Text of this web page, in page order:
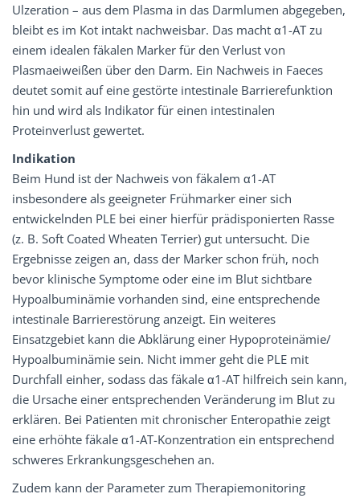
Ulzeration – aus dem Plasma in das Darmlumen abgegeben,
bleibt es im Kot intakt nachweisbar. Das macht α1-AT zu
einem idealen fäkalen Marker für den Verlust von
Plasmaeiweißen über den Darm. Ein Nachweis in Faeces
deutet somit auf eine gestörte intestinale Barrierefunktion
hin und wird als Indikator für einen intestinalen
Proteinverlust gewertet.
Indikation
Beim Hund ist der Nachweis von fäkalem α1-AT
insbesondere als geeigneter Frühmarker einer sich
entwickelnden PLE bei einer hierfür prädisponierten Rasse
(z. B. Soft Coated Wheaten Terrier) gut untersucht. Die
Ergebnisse zeigen an, dass der Marker schon früh, noch
bevor klinische Symptome oder eine im Blut sichtbare
Hypoalbuminämie vorhanden sind, eine entsprechende
intestinale Barrierestörung anzeigt. Ein weiteres
Einsatzgebiet kann die Abklärung einer Hypoproteinämie/
Hypoalbuminämie sein. Nicht immer geht die PLE mit
Durchfall einher, sodass das fäkale α1-AT hilfreich sein kann,
die Ursache einer entsprechenden Veränderung im Blut zu
erklären. Bei Patienten mit chronischer Enteropathie zeigt
eine erhöhte fäkale α1-AT-Konzentration ein entsprechend
schweres Erkrankungsgeschehen an.
Zudem kann der Parameter zum Therapiemonitoring